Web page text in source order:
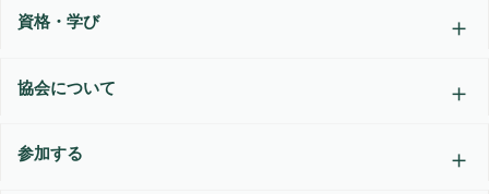
資格・学び
協会について
参加する